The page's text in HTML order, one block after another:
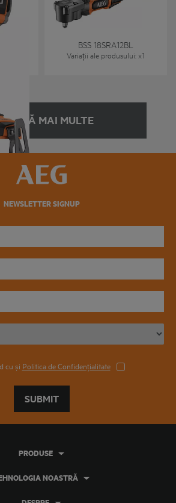
BSS 18SRA12BL
Variații ale produsului: x1
MAI MULTE
NEWSLETTER SIGNUP
cu și Politica de Confidențialitate
SUBMIT
PRODUSE
NOASTRĂ